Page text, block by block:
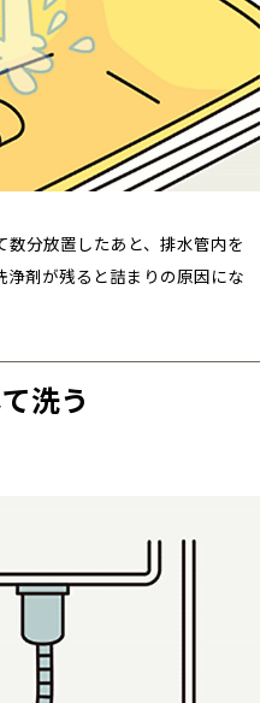
分放置したあと、排水管内を
剤が残ると詰まりの原因にな
洗う